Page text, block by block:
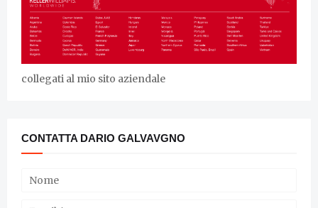
collegati al mio sito aziendale
CONTATTA DARIO GALVAVGNO